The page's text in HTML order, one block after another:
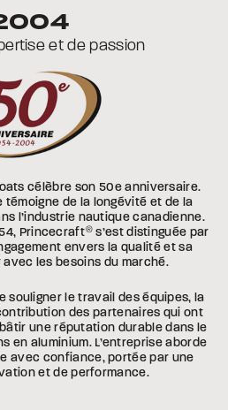
et de passion
célèbre son 50e anniversaire.
de la longévité et de la
l’industrie nautique canadienne.
Princecraft®s’est distinguée par
envers la qualité et sa
les besoins du marché.
souligner le travail des équipes, la
des partenaires qui ont
une réputation durable dans le
en aluminium. L’entreprise aborde
avec confiance, portée par une
et de performance.